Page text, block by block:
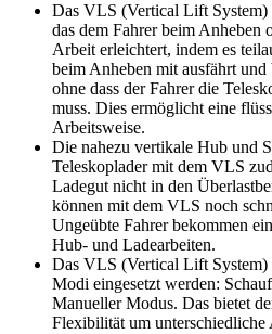
Das VLS (Vertical Lift System)
das dem Fahrer beim Anheben
Arbeit erleichtert, indem es
beim Anheben mit ausfährt
ohne dass der Fahrer die
muss. Dies ermöglicht eine
Arbeitsweise.
Die nahezu vertikale Hub­ und
Teleskoplader mit dem VLS
Ladegut nicht in den
können mit dem VLS noch
Ungeübte Fahrer bekommen
Hub- und Ladearbeiten.
Das VLS (Vertical Lift System)
Modi eingesetzt werden:
Manueller Modus. Das bietet
Flexibilität um unterschiedliche